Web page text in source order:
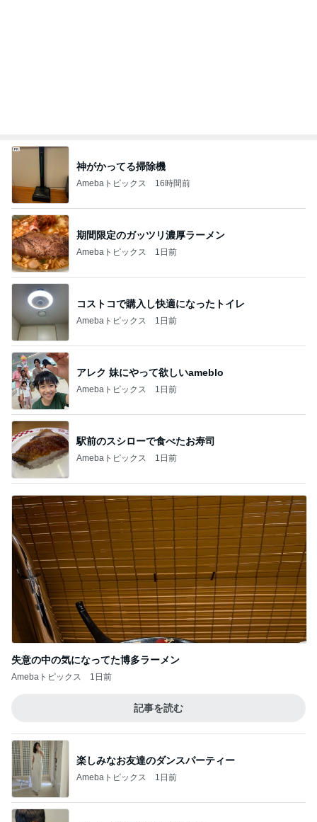
神がかってる掃除機
Amebaトピックス 16時間前
期間限定のガッツリ濃厚ラーメン
Amebaトピックス 1日前
コストコで購入し快適になったトイレ
Amebaトピックス 1日前
アレク 妹にやって欲しいameblo
Amebaトピックス 1日前
駅前のスシローで食べたお寿司
Amebaトピックス 1日前
失意の中の気になってた博多ラーメン
Amebaトピックス 1日前
記事を読む
楽しみなお友達のダンスパーティー
Amebaトピックス 1日前